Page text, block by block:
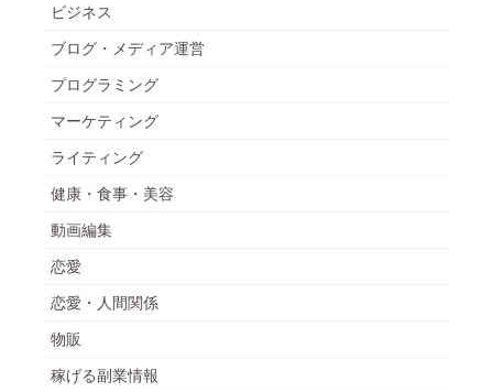
ビジネス
ブログ・メディア運営
プログラミング
マーケティング
ライティング
健康・食事・美容
動画編集
恋愛
恋愛・人間関係
物販
稼げる副業情報